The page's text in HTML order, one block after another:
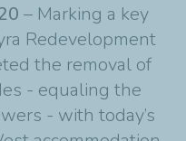
– Marking a key
Redevelopment
the removal of
- equaling the
- with today’s